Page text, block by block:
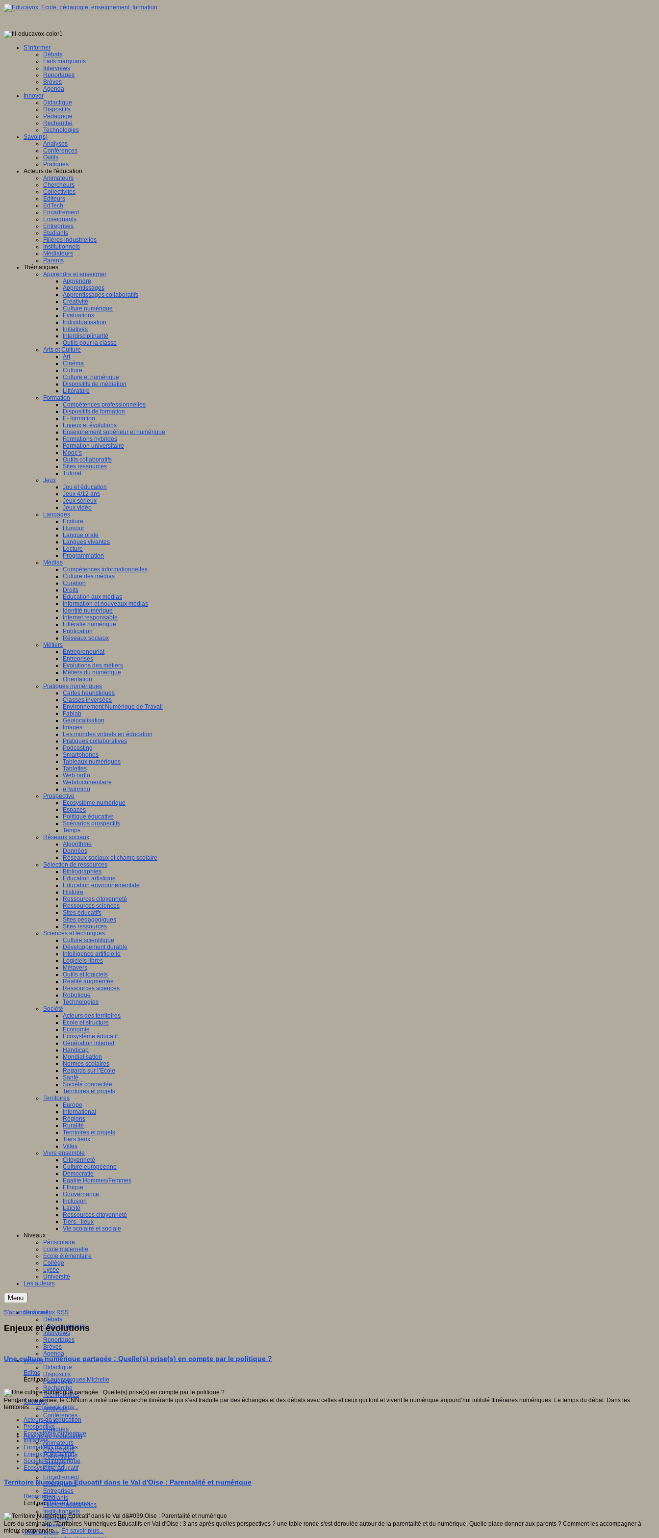
S'informer
Débats
Faits marquants
Interviews
Reportages
Brèves
Agenda
Innover
Didactique
Dispositifs
Pédagogie
Recherche
Technologies
Savoir(s)
Analyses
Conférences
Outils
Pratiques
Acteurs de l'éducation
Animateurs
Chercheurs
Collectivités
Editeurs
EdTech
Encadrement
Enseignants
Entreprises
Etudiants
Filières industrielles
Institutionnels
Médiateurs
Parents
Thématiques
Apprendre et enseigner
Apprendre
Apprentissages
Apprentissages collaboratifs
Créativité
Culture numérique
Evaluations
Individualisation
Initiatives
Interdisciplinarité
Outils pour la classe
Arts et Culture
Art
Cinéma
Culture
Culture et numérique
Dispositifs de médiation
Littérature
Formation
Compétences professionnelles
Dispositifs de formation
E- formation
Enjeux et évolutions
Enseignement supérieur et numérique
Formations hybrides
Formation universitaire
Mooc’s
Outils collaboratifs
Sites ressources
Tutorat
Jeux
Jeu et éducation
Jeux 4/12 ans
Jeux sérieux
Jeux vidéo
Langages
Ecriture
Humour
Langue orale
Langues vivantes
Lecture
Programmation
Médias
Compétences informationnelles
Culture des médias
Curation
Droits
Education aux médias
Information et nouveaux médias
Identité numérique
Internet responsable
Littératie numérique
Publication
Réseaux sociaux
Métiers
Entrepreneuriat
Entreprises
Evolutions des métiers
Métiers du numérique
Orientation
Pratiques numériques
Cartes heuristiques
Classes inversées
Environnement Numérique de Travail
Fablab
Géolocalisation
Images
Les mondes virtuels en éducation
Pratiques collaboratives
Podcasting
Smartphones
Tableaux numériques
Tablettes
Web radio
Webdocumentaire
eTwinning
Prospective
Ecosystème numérique
Espaces
Politique éducative
Scénarios prospectifs
Temps
Réseaux sociaux
Algorithme
Données
Réseaux sociaux et champ scolaire
Sélection de ressources
Bibliographies
Education artistique
Education environnementale
Histoire
Ressources citoyenneté
Ressources sciences
Sites éducatifs
Sites pédagogiques
Sites ressources
Sciences et techniques
Culture scientifique
Développement durable
Intelligence artificielle
Logiciels libres
Métavers
Outils et logiciels
Réalité augmentée
Ressources sciences
Robotique
Technologies
Société
Acteurs des territoires
Ecole et structure
Economie
Ecosystème éducatif
Génération internet
Handicap
Mondialisation
Normes scolaires
Regards sur l’Ecole
Santé
Société connectée
Territoires et projets
Territoires
Europe
International
Régions
Ruralité
Territoires et projets
Tiers lieux
Villes
Vivre ensemble
Citoyenneté
Culture européenne
Démocratie
Egalité Hommes/Femmes
Ethique
Gouvernance
Inclusion
Laïcité
Ressources citoyenneté
Tiers - lieux
Vie scolaire et sociale
Niveaux
Périscolaire
Ecole maternelle
Ecole élémentaire
Collège
Lycée
Université
Les auteurs
Menu
S'informer
Débats
Faits marquants
Interviews
Reportages
Brèves
Agenda
Innover
Didactique
Dispositifs
Pédagogie
Recherche
Technologies
Savoir(s)
Analyses
Conférences
Outils
Pratiques
Acteurs de l'éducation
Animateurs
Chercheurs
Collectivités
Editeurs
EdTech
Encadrement
Enseignants
Entreprises
Etudiants
Filières industrielles
Institutionnels
Médiateurs
Parents
Thématiques
S'abonner à ce flux RSS
Enjeux et évolutions
Une culture numérique partagée : Quelle(s) prise(s) en compte par le politique ?
Editos
Écrit parLaurissergues Michelle
Pendant une année, le CNNum a initié une démarche itinérante qui s’est traduite par des échanges et des débats avec celles et ceux qui font et vivent le numérique aujourd’hui intitulé Itinéraires numériques. Le temps du débat. Dans les
territoires…En savoir plus...
Acteurs de leducation
Prospective
Ecosystème numérique
Initiatives
Formations hybrides
Enjeux et évolutions
Société et numérique
Ecosystème éducatif
Territoire Numérique Éducatif dans le Val d'Oise : Parentalité et numérique
Reportages
Écrit parDétrée François
Lors du séminaire "Territoires Numériques Educatifs en Val d'Oise : 3 ans après quelles perspectives ? une table ronde s'est déroulée autour de la parentalité et du numérique. Quelle place donner aux parents ? Comment les accompagner à
mieux comprendre… En savoir plus...